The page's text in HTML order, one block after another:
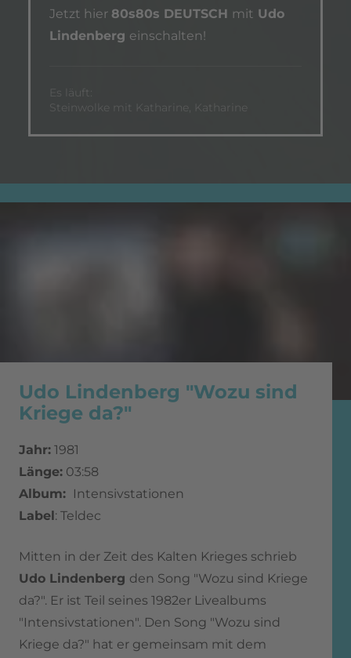
Jetzt hier 80s80s DEUTSCH mit Udo
Lindenberg einschalten!
Es läuft:
Steinwolke mit Katharine, Katharine
Udo Lindenberg "Wozu sind
Kriege da?"
Jahr: 1981
Länge: 03:58
Album: Intensivstationen
Label : Teldec
Mitten in der Zeit des Kalten Krieges schrieb
Udo Lindenberg den Song "Wozu sind Kriege
da?". Er ist Teil seines 1982er Livealbums
"Intensivstationen". Den Song "Wozu sind
Kriege da?" hat er gemeinsam mit dem